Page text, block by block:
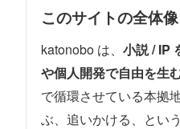
このサイトの全体
katonobo は、 小説 / IP
や個人開発で自由を生
で循環させている本拠
ぶ、追いかける、とい